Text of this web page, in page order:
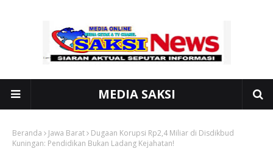
MEDIA SAKSI
Beranda Jawa Barat
Dugaan Korupsi Rp2,4 Miliar di Disdikbud
Kuningan: Pendidikan Bukan Ladang Kejahatan!